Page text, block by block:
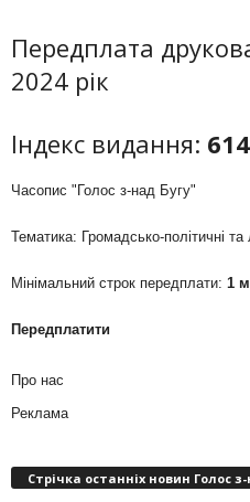
Передплата
2024 рік
Індекс видання:
Часопис "Голос з-над Бугу"
Тематика: Громадсько-політичні
Мінімальний строк передплати: 1
Передплатити
Про нас
Реклама
Стрічка останніх новин Голос